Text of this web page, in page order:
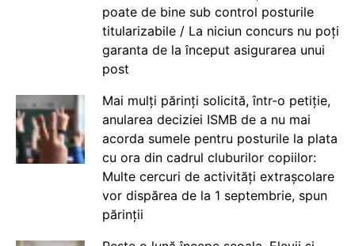
poate de bine sub control posturile
titularizabile / La niciun concurs nu poți
garanta de la început asigurarea unui
post
Mai mulți părinți solicită, într-o petiție,
anularea deciziei ISMB de a nu mai
acorda sumele pentru posturile la plata
cu ora din cadrul cluburilor copiilor:
Multe cercuri de activități extrașcolare
vor dispărea de la 1 septembrie, spun
părinții